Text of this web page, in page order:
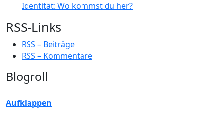
Identität: Wo kommst du her?
RSS-Links
RSS – Beiträge
RSS – Kommentare
Blogroll
Aufklappen